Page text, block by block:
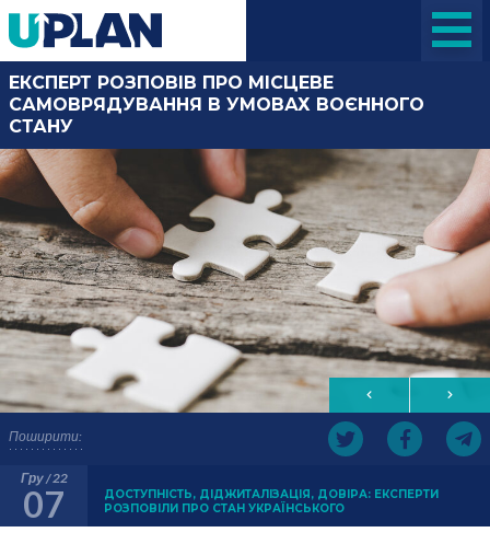
Поширити:
ЕКСПЕРТ РОЗПОВІВ ПРО МІСЦЕВЕ
САМОВРЯДУВАННЯ В УМОВАХ ВОЄННОГО
СТАНУ
Гру / 22
07
ДОСТУПНІСТЬ, ДІДЖИТАЛІЗАЦІЯ, ДОВІРА: ЕКСПЕРТИ
РОЗПОВІЛИ ПРО СТАН УКРАЇНСЬКОГО